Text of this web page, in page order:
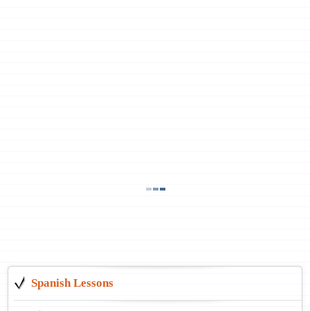
Spanish Lessons